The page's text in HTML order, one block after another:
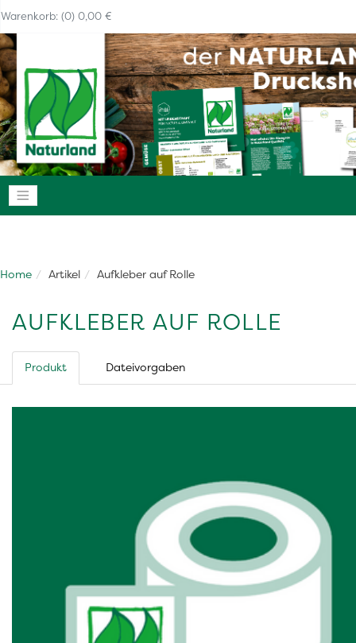
Warenkorb: (0) 0,00 €
Navigation anzeigen
Home Artikel Aufkleber auf Rolle
AUFKLEBER AUF ROLLE
Produkt Dateivorgaben